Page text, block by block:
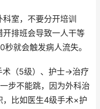
室，不要分开培训
排班会导致一人干等
就会触发病人流失。
术（5级）、护士→治疗
步不能跳，因为外科治
，比如医生4级手术×护